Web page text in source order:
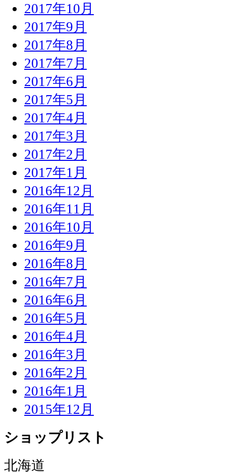
2017年10月
2017年9月
2017年8月
2017年7月
2017年6月
2017年5月
2017年4月
2017年3月
2017年2月
2017年1月
2016年12月
2016年11月
2016年10月
2016年9月
2016年8月
2016年7月
2016年6月
2016年5月
2016年4月
2016年3月
2016年2月
2016年1月
2015年12月
ショップリスト
北海道